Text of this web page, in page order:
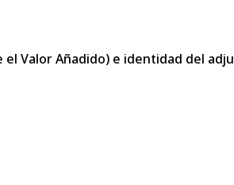
Valor Añadido) e identidad del